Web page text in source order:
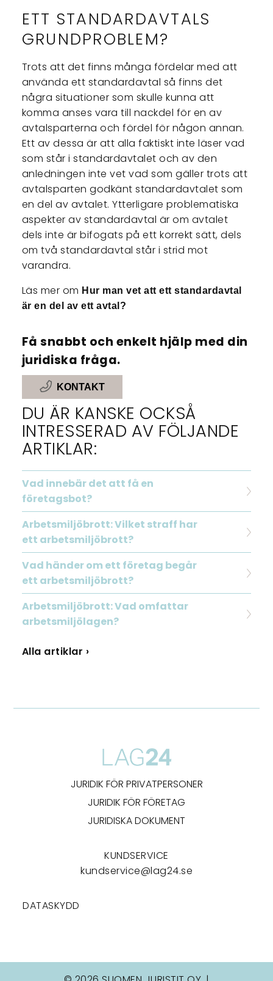
ETT STANDARDAVTALS
GRUNDPROBLEM?
Trots att det finns många fördelar med att
använda ett standardavtal så finns det
några situationer som skulle kunna att
komma anses vara till nackdel för en av
avtalsparterna och fördel för någon annan.
Ett av dessa är att alla faktiskt inte läser vad
som står i standardavtalet och av den
anledningen inte vet vad som gäller trots att
avtalsparten godkänt standardavtalet som
en del av avtalet. Ytterligare problematiska
aspekter av standardavtal är om avtalet
dels inte är bifogats på ett korrekt sätt, dels
om två standardavtal står i strid mot
varandra.
Läs mer om Hur man vet att ett standardavtal
är en del av ett avtal?
Få snabbt och enkelt hjälp med din
juridiska fråga.
KONTAKT
DU ÄR KANSKE OCKSÅ
INTRESSERAD AV FÖLJANDE
ARTIKLAR:
Vad innebär det att få en
företagsbot?
Arbetsmiljöbrott: Vilket straff har
ett arbetsmiljöbrott?
Vad händer om ett företag begår
ett arbetsmiljöbrott?
Arbetsmiljöbrott: Vad omfattar
arbetsmiljölagen?
Alla artiklar ›
JURIDIK FÖR PRIVATPERSONER
JURIDIK FÖR FÖRETAG
JURIDISKA DOKUMENT
KUNDSERVICE
kundservice@lag24.se
DATASKYDD